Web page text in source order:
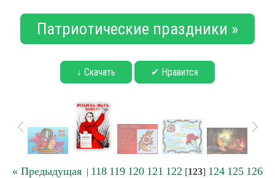
Патриотические праздники »
↓ Скачать ✔ Нравится
« Предыдущая | 118 119 120 121 122 [123] 124 125 126